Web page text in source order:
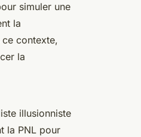
simuler une
la
contexte,
la
illusionniste
la PNL pour